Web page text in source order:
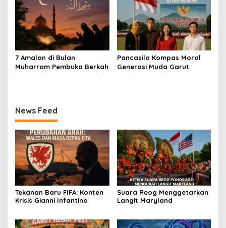
7 Amalan di Bulan
Muharram Pembuka Berkah
Pancasila Kompas Moral
Generasi Muda Garut
News Feed
Tekanan Baru FIFA: Konten
Krisis Gianni Infantino
Suara Reog Menggetarkan
Langit Maryland